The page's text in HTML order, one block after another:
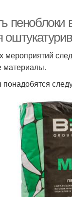
мероприятий
материалы.
понадобятся